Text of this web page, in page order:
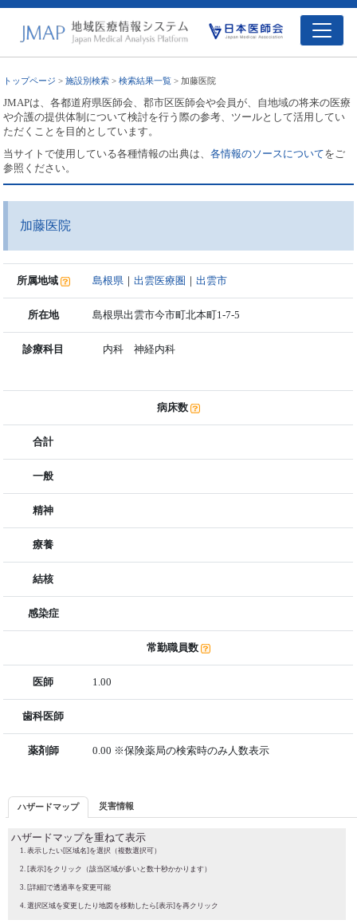
トップページ >施設別検索 >検索結果一覧 > 加藤医院
JMAPは、各都道府県医師会、郡市区医師会や会員が、自地域の将来の医療
や介護の提供体制について検討を行う際の参考、ツールとして活用してい
ただくことを目的としています。
当サイトで使用している各種情報の出典は、各情報のソースについてをご
参照ください。
加藤医院
所属地域 島根県 ｜出雲医療圏 ｜出雲市
所在地 島根県出雲市今市町北本町1-7-5
診療科目 内科 神経内科
病床数
合計
一般
精神
療養
結核
感染症
常勤職員数
医師 1.00
歯科医師
薬剤師 0.00 ※保険薬局の検索時のみ人数表示
ハザードマップ 災害情報
ハザードマップを重ねて表示
表示したい[区域名]を選択（複数選択可）
[表示]をクリック（該当区域が多いと数十秒かかります）
[詳細]で透過率を変更可能
選択区域を変更したり地図を移動したら[表示]を再クリック